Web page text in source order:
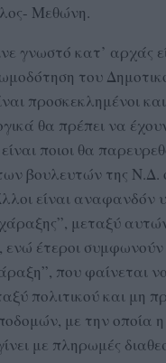
Μεθώνη.
γνωστό κατ’ αρχάς
του
προσκεκλημένοι
θα πρέπει να
ποιοι θα
βουλευτών της Ν.Δ.
είναι αναφανδόν
μεταξύ
έτεροι συμφωνούν
που φαίνεται
πολιτικού και μη
με την οποία
με πληρωμές